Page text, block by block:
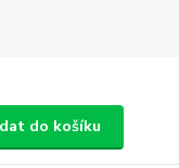
do košíku